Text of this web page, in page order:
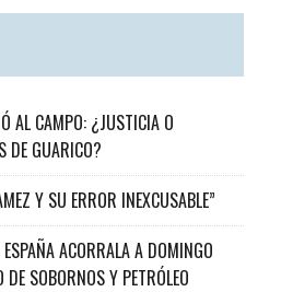
AL CAMPO: ¿JUSTICIA O
DE GUARICO?
Y SU ERROR INEXCUSABLE”
ACORRALA A DOMINGO
SOBORNOS Y PETRÓLEO